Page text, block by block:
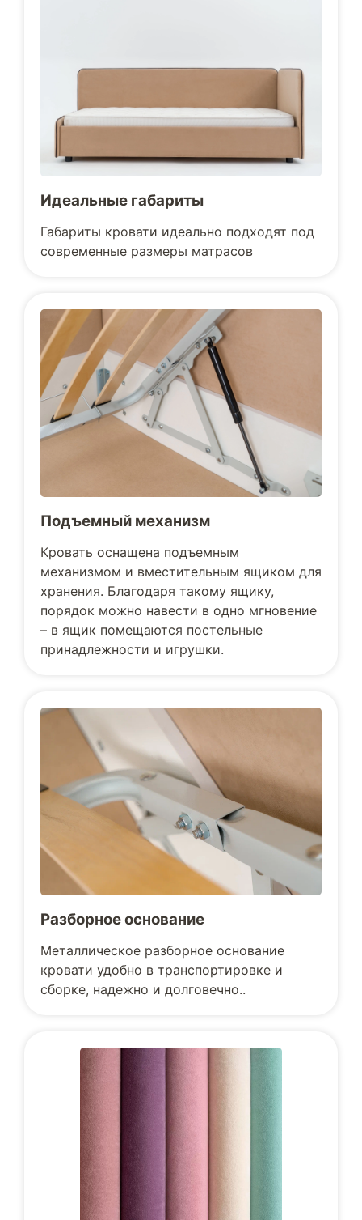
Идеальные габариты
Габариты кровати идеально подходят под
современные размеры матрасов
Подъемный механизм
Кровать оснащена подъемным
механизмом и вместительным ящиком для
хранения. Благодаря такому ящику,
порядок можно навести в одно мгновение
– в ящик помещаются постельные
принадлежности и игрушки.
Разборное основание
Металлическое разборное основание
кровати удобно в транспортировке и
сборке, надежно и долговечно..